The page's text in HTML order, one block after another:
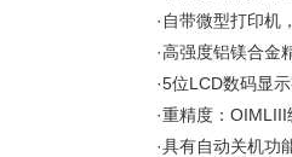
·自带微型打印机
·高强度铝镁合金
·5位LCD数码显
·重精度：
·具有自动关机功